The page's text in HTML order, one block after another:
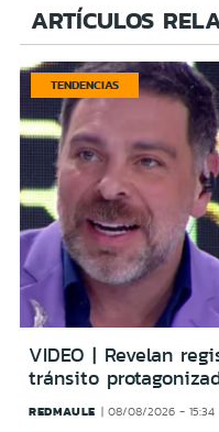
ARTÍCULOS
TENDENCIAS
VIDEO | Revelan
tránsito
REDMAULE 08/08/2026 - 15:34